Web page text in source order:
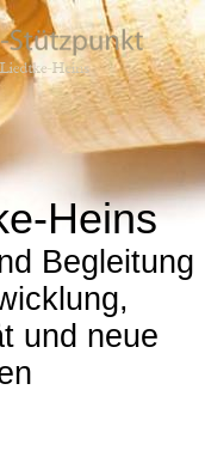
Heins
Begleitung
und neue